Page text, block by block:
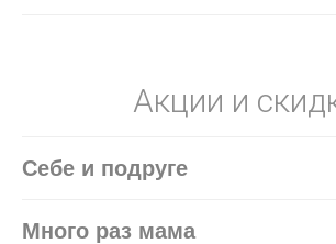
Акции и
Себе и подруге
Много раз мама